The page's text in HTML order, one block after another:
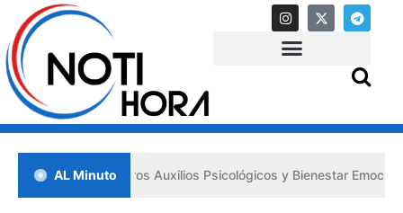
AL Minuto
los «Primeros Auxilios Psicológicos y Bienestar Emocional» ante